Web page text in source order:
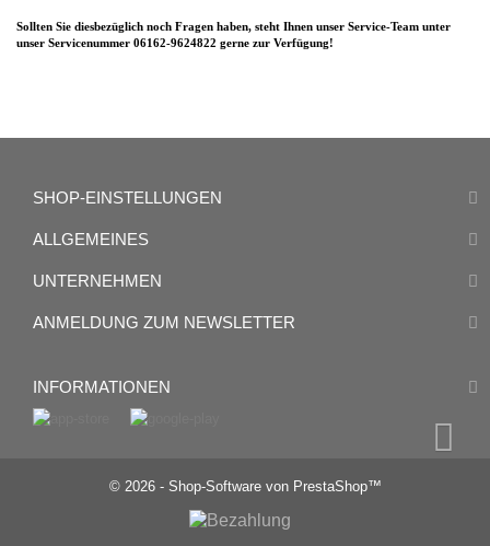
Sollten Sie diesbezüglich noch Fragen haben, steht Ihnen unser Service-Team unter
unser Servicenummer 06162-9624822 gerne zur Verfügung!
SHOP-EINSTELLUNGEN
ALLGEMEINES
UNTERNEHMEN
ANMELDUNG ZUM NEWSLETTER
INFORMATIONEN
© 2026 - Shop-Software von PrestaShop™